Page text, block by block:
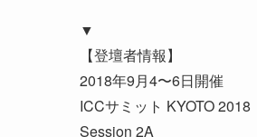
▼
【登壇者情報】
2018年9月4〜6日開催
ICCサミット KYOTO 2018
Session 2A